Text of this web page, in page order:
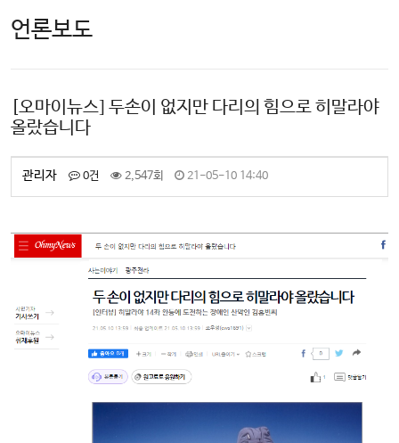
언론보도
[오마이뉴스] 두손이 없지만 다리의 힘으로 히말라야
올랐습니다
관리자 0건 2,547회 21-05-10 14:40